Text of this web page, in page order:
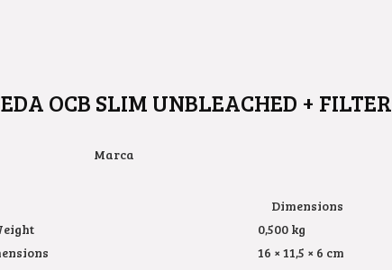
OCB SLIM UNBLEACHED + FILTER
Marca
Dimensions
0,500 kg
16 × 11,5 × 6 cm